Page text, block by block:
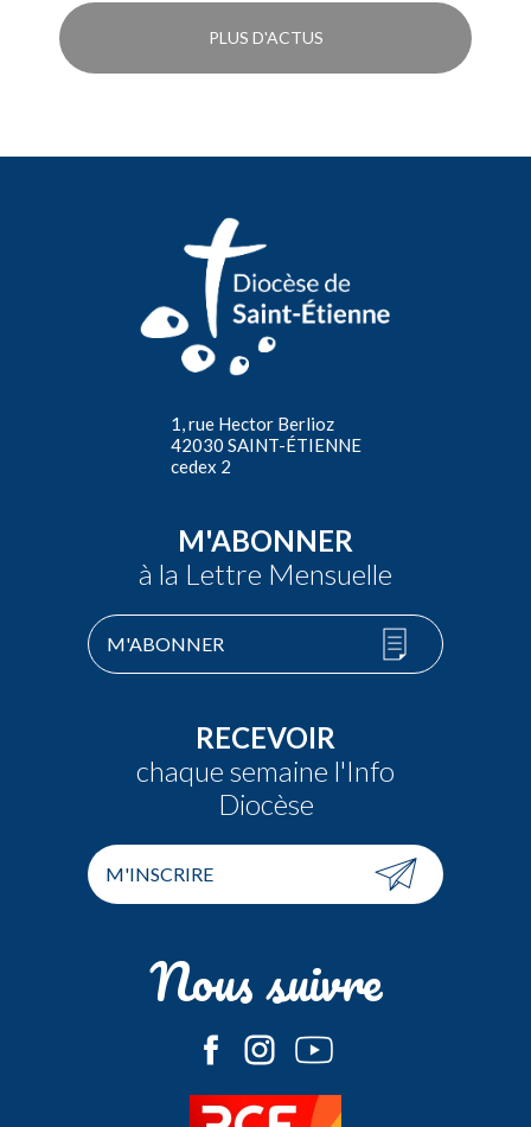
PLUS D'ACTUS
1, rue Hector Berlioz
42030 SAINT-ÉTIENNE
cedex 2
M'ABONNER
à la Lettre Mensuelle
M'ABONNER
RECEVOIR
chaque semaine l'Info
Diocèse
M'INSCRIRE
Nous suivre